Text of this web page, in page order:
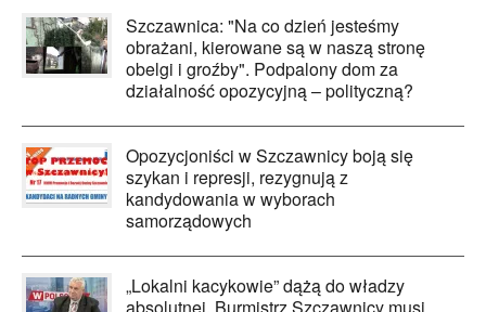
Szczawnica: "Na co dzień jesteśmy
obrażani, kierowane są w naszą stronę
obelgi i groźby". Podpalony dom za
działalność opozycyjną – polityczną?
Opozycjoniści w Szczawnicy boją się
szykan i represji, rezygnują z
kandydowania w wyborach
samorządowych
„Lokalni kacykowie” dążą do władzy
absolutnej. Burmistrz Szczawnicy musi